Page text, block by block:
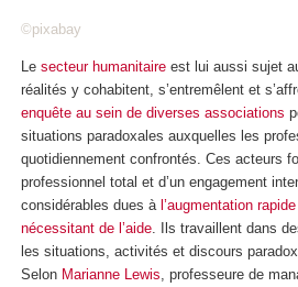
©pixabay
Le secteur humanitaire est lui aussi sujet
réalités y cohabitent, s’entremêlent et
enquête au sein de diverses associations
situations paradoxales auxquelles les
quotidiennement confrontés. Ces acteurs
professionnel total et d’un engagement
considérables dues à l’augmentation
nécessitant de l’aide . Ils travaillent dans
les situations, activités et discours
Selon Marianne Lewis , professeure de